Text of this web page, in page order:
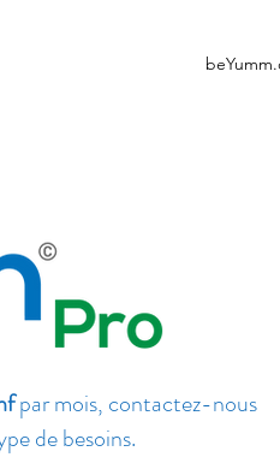
par mois, contactez-nous
de besoins.